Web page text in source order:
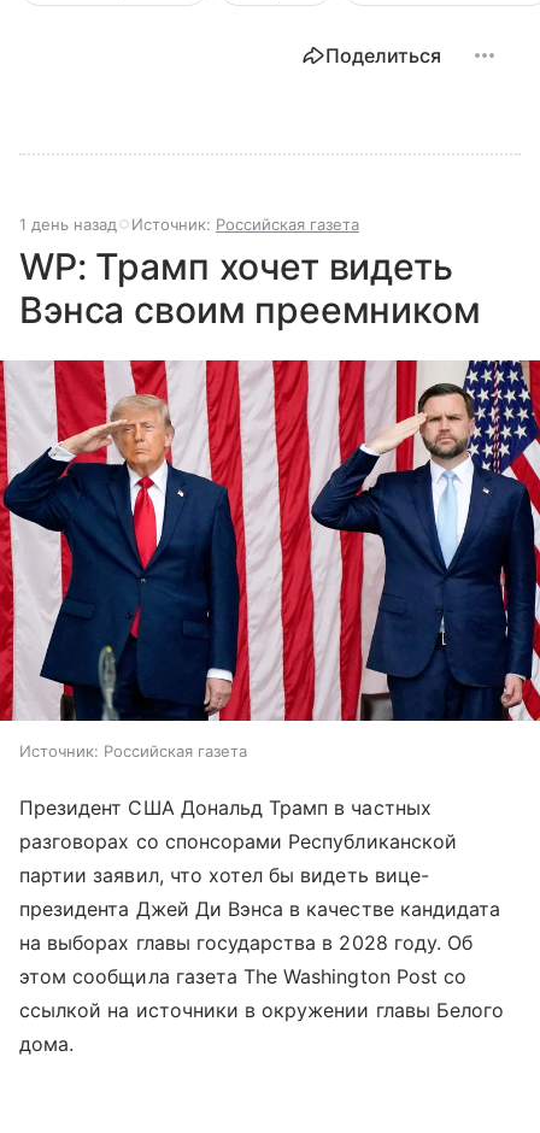
Поделиться
1 день назад Источник: Российская газета
WP: Трамп хочет видеть
Вэнса своим преемником
Источник: Российская газета
Президент США Дональд Трамп в частных
разговорах со спонсорами Республиканской
партии заявил, что хотел бы видеть вице-
президента Джей Ди Вэнса в качестве кандидата
на выборах главы государства в 2028 году. Об
этом сообщила газета The Washington Post со
ссылкой на источники в окружении главы Белого
дома.